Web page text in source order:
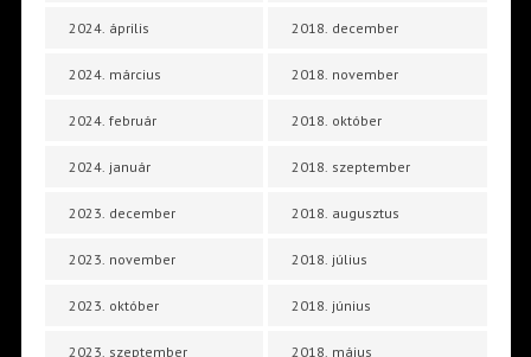
2024. április
2024. március
2024. február
2024. január
2023. december
2023. november
2023. október
2023. szeptember
2018. december
2018. november
2018. október
2018. szeptember
2018. augusztus
2018. július
2018. június
2018. május